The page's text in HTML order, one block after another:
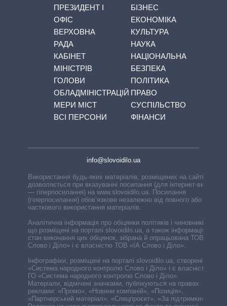
ПРЕЗИДЕНТ І
ОФІС
ВЕРХОВНА
РАДА
КАБІНЕТ
МІНІСТРІВ
ГОЛОВИ
ОБЛАДМІНІСТРАЦІЙ
МЕРИ МІСТ
ВСІ ПЕРСОНИ
БІЗНЕС
ЕКОНОМІКА
КУЛЬТУРА
НАУКА
НАЦІОНАЛЬНА
БЕЗПЕКА
ПОЛІТИКА
ПРАВО
СУСПІЛЬСТВО
ФІНАНСИ
info@slovoidilo.ua
Використання будь-яких матеріалів, розміщених на сайті,
дозволяється при вказуванні посилання (для інтернет-видань
— гіперпосилання) на www.slovoidilo.ua. Посилання
(гіперпосилання) обов’язкове незалежно від повного або
часткового використання матеріалів.
Аналітична інформація про обіцянки політиків і чиновників,
що розміщені на порталі slovoidilo.ua, а також інформація про
стан виконання цих обіцянок, зібрана й опрацьована ТОВ «ІА
Слово і Діло» і є власністю ТОВ «ІА Слово і Діло».
Інфографіки, розміщені на порталі slovoidilo.ua, створені ГО
«Система народного контролю Слово і Діло» і є власністю
ГО «Система народного контролю Слово і Діло».
Матеріали, відмічені значками, публікуються на правах
реклами: «Промо», «Новини компаній», «Позиція»,
«Партнерський матеріал», «Спецпроєкт», «За підтримки».